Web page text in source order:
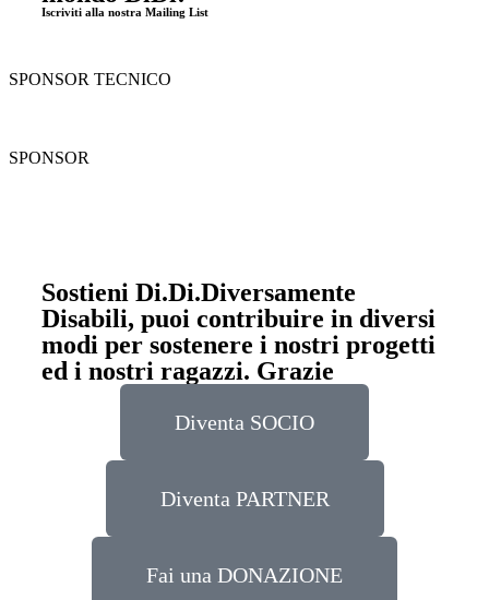
Iscriviti alla nostra Mailing List
SPONSOR TECNICO
SPONSOR
Sostieni Di.Di.Diversamente
Disabili, puoi contribuire in diversi
modi per sostenere i nostri progetti
ed i nostri ragazzi. Grazie
Diventa SOCIO
Diventa PARTNER
Fai una DONAZIONE